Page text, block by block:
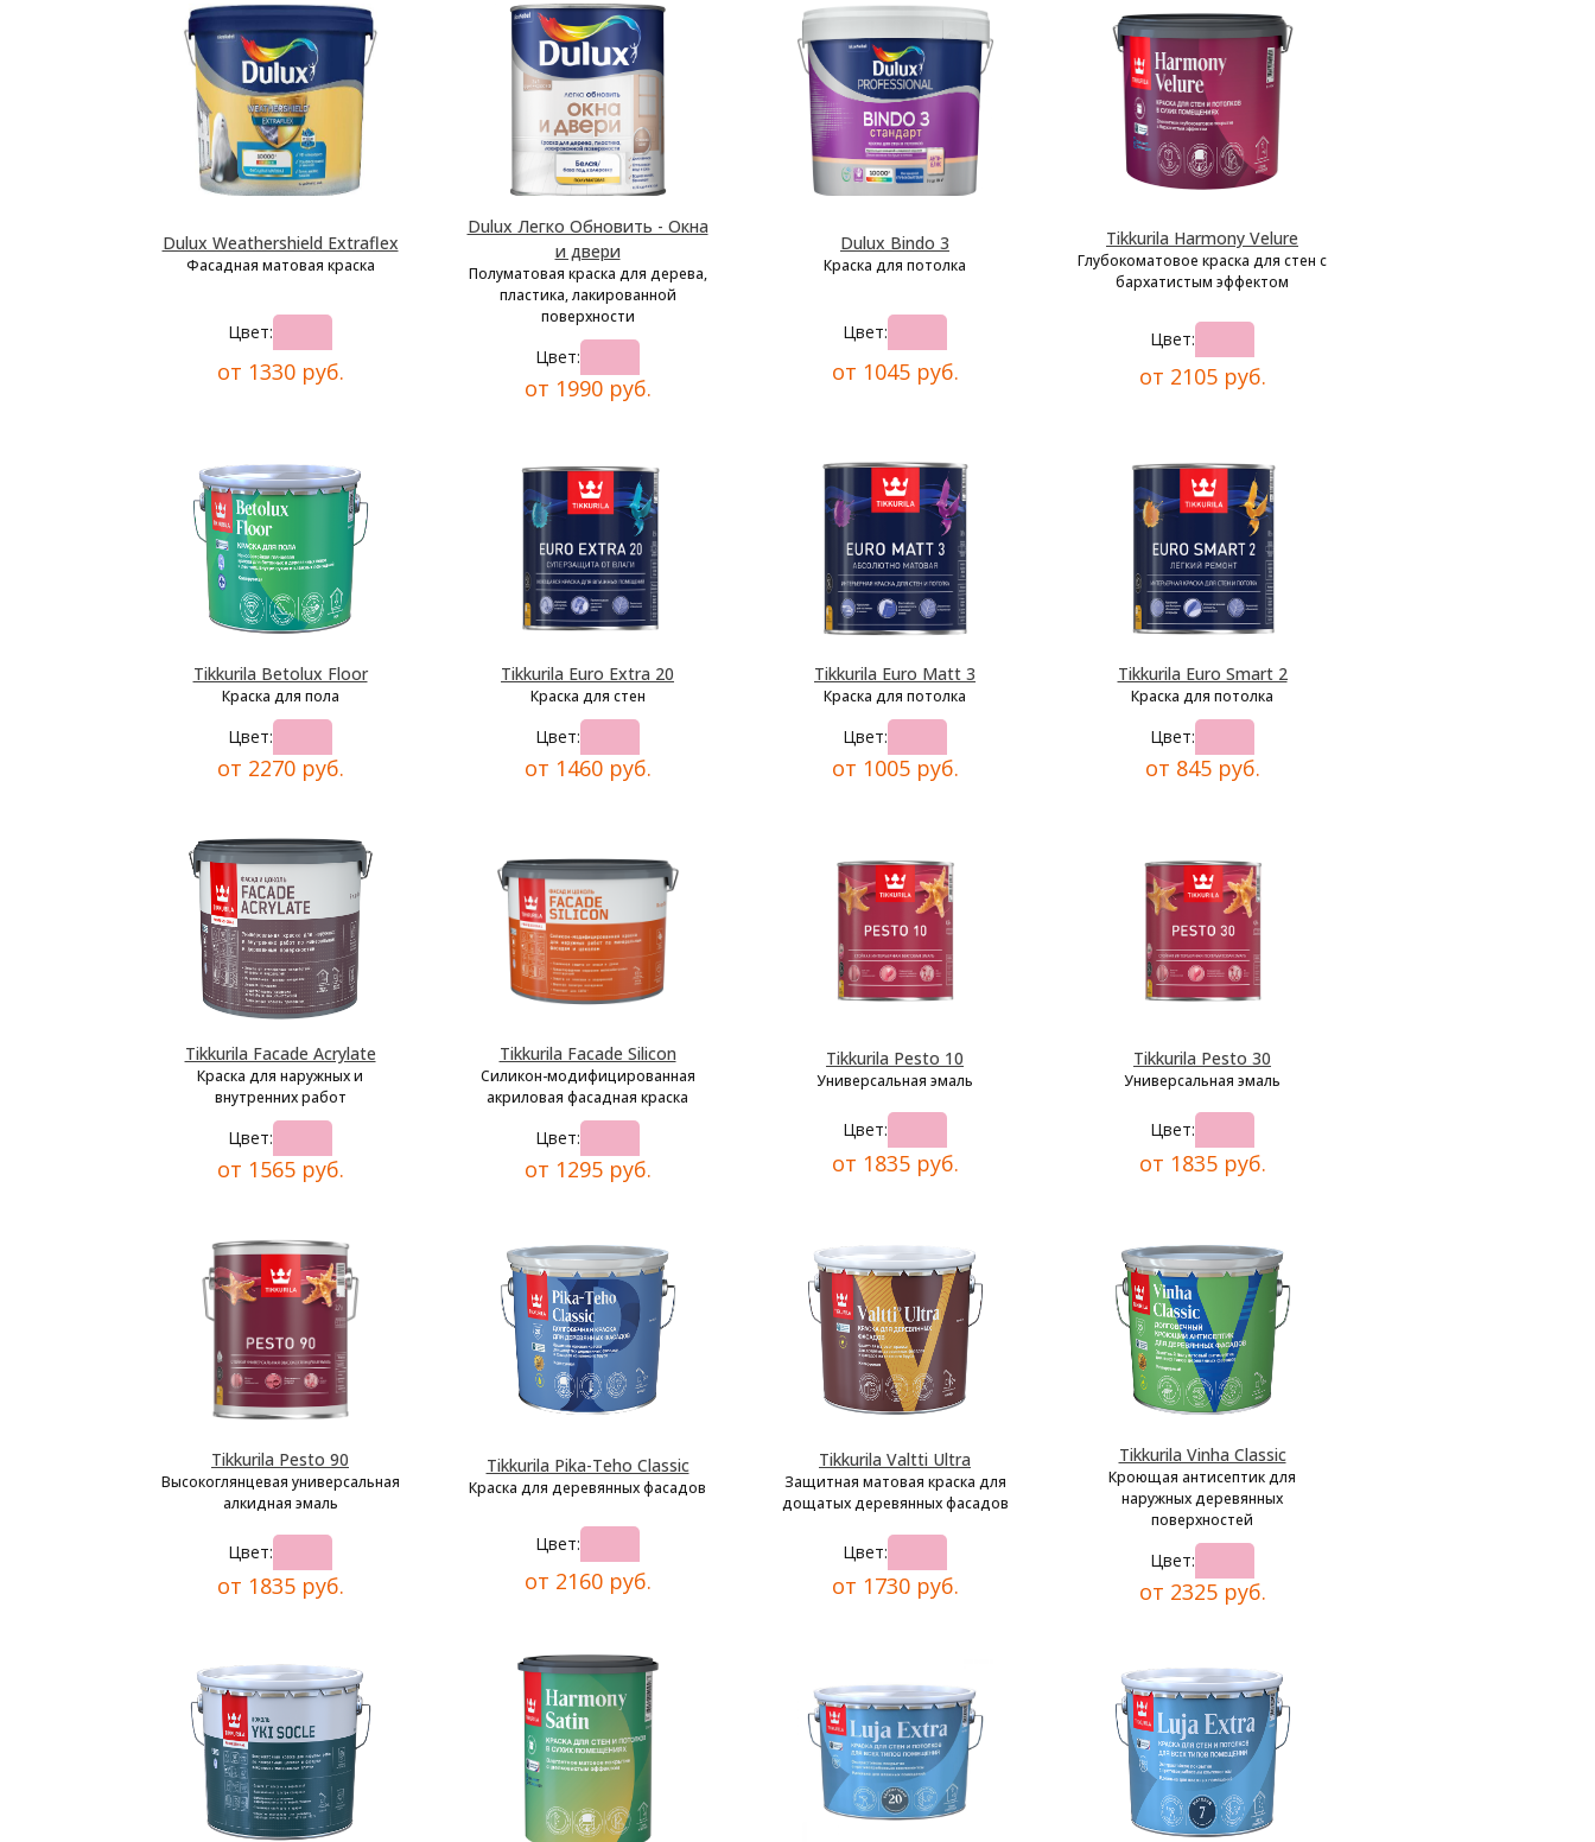
Dulux Weathershield Extraflex
Фасадная матовая краска
Цвет:
от 1330 руб.
Dulux Легко Обновить - Окна
и двери
Полуматовая краска для дерева,
пластика, лакированной
поверхности
Цвет:
от 1990 руб.
Dulux Bindo 3
Краска для потолка
Цвет:
от 1045 руб.
Tikkurila Harmony Velure
Глубокоматовое краска для стен с
бархатистым эффектом
Цвет:
от 2105 руб.
Tikkurila Betolux Floor
Краска для пола
Цвет:
от 2270 руб.
Tikkurila Euro Extra 20
Краска для стен
Цвет:
от 1460 руб.
Tikkurila Euro Matt 3
Краска для потолка
Цвет:
от 1005 руб.
Tikkurila Euro Smart 2
Краска для потолка
Цвет:
от 845 руб.
Tikkurila Facade Acrylate
Краска для наружных и
внутренних работ
Цвет:
от 1565 руб.
Tikkurila Facade Silicon
Силикон-модифицированная
акриловая фасадная краска
Цвет:
от 1295 руб.
Tikkurila Pesto 10
Универсальная эмаль
Цвет:
от 1835 руб.
Tikkurila Pesto 30
Универсальная эмаль
Цвет:
от 1835 руб.
Tikkurila Pesto 90
Высокоглянцевая универсальная
алкидная эмаль
Цвет:
от 1835 руб.
Tikkurila Pika-Teho Classic
Краска для деревянных фасадов
Цвет:
от 2160 руб.
Tikkurila Valtti Ultra
Защитная матовая краска для
дощатых деревянных фасадов
Цвет:
от 1730 руб.
Tikkurila Vinha Classic
Кроющая антисептик для
наружных деревянных
поверхностей
Цвет:
от 2325 руб.